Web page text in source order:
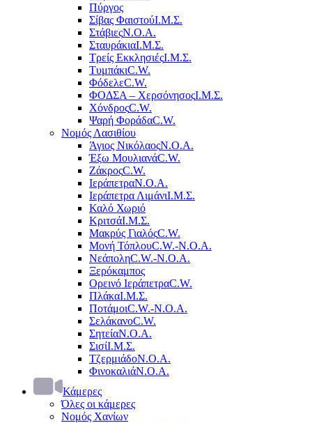
Πύργος
Σίβας ΦαιστούΙ.Μ.Σ.
ΣτάβιεςΝ.Ο.Α.
ΣταυράκιαΙ.Μ.Σ.
Τρείς ΕκκλησιέςΙ.Μ.Σ.
ΤυμπάκιC.W.
ΦόδελεC.W.
ΦΟΔΣΑ – ΧερσόνησοςΙ.Μ.Σ.
ΧόνδροςC.W.
Ψαρή ΦοράδαC.W.
Νομός Λασιθίου
Άγιος ΝικόλαοςΝ.Ο.Α.
Έξω ΜουλιανάC.W.
ΖάκροςC.W.
ΙεράπετραΝ.Ο.Α.
Ιεράπετρα ΛιμάνιΙ.Μ.Σ.
Καλό Χωριό
ΚριτσάΙ.Μ.Σ.
Μακρύς ΓιαλόςC.W.
Μονή ΤόπλουC.W.-Ν.Ο.Α.
ΝεάποληC.W.-Ν.Ο.Α.
Ξερόκαμπος
Ορεινό ΙεράπετραC.W.
ΠλάκαΙ.Μ.Σ.
ΠοτάμοιC.W.-Ν.Ο.Α.
ΣελάκανοC.W.
ΣητείαΝ.Ο.Α.
ΣισίΙ.Μ.Σ.
ΤζερμιάδοΝ.Ο.Α.
ΦινοκαλιάΝ.Ο.Α.
Κάμερες
Όλες οι κάμερες
Νομός Χανίων